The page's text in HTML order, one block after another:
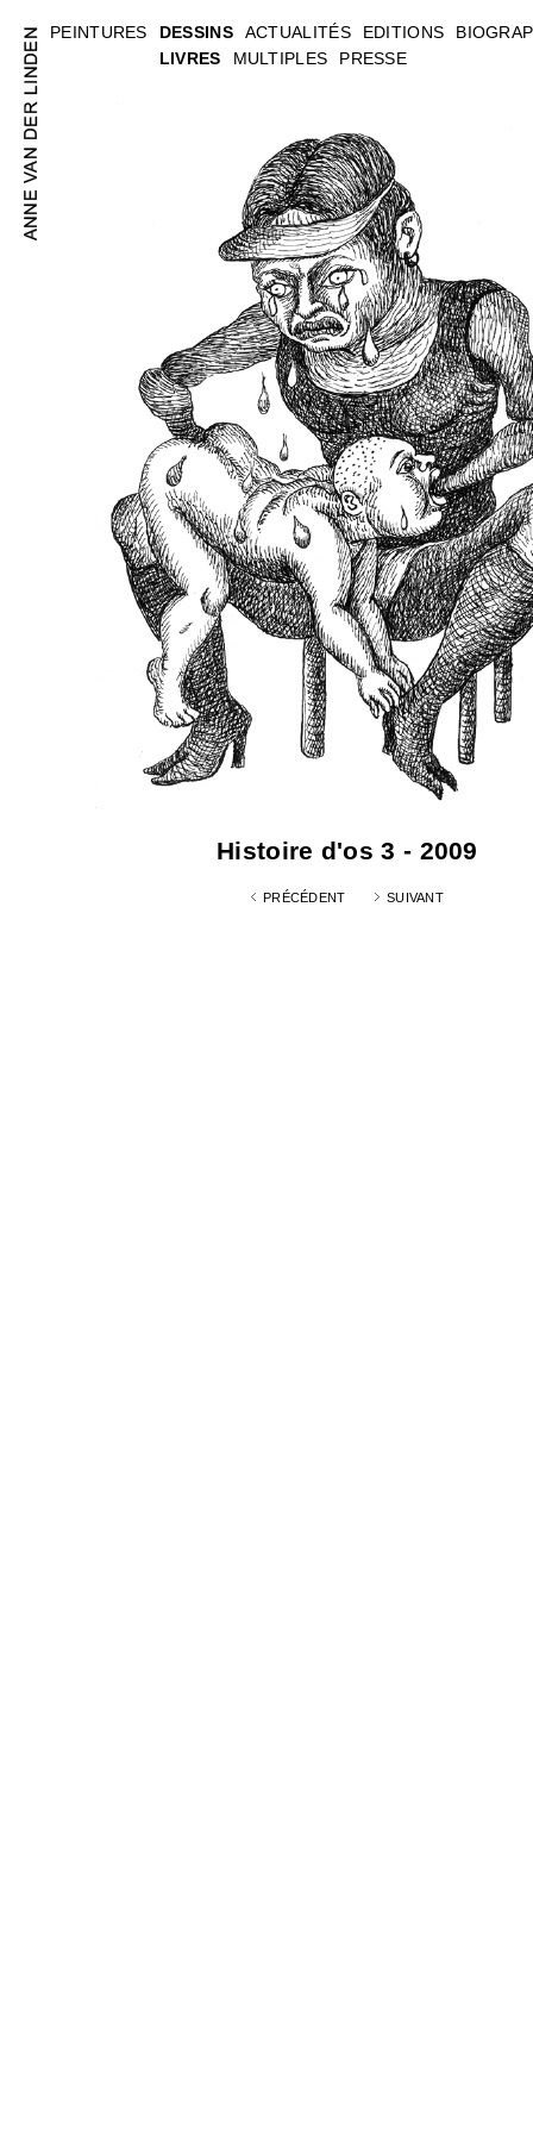
PEINTURES
DESSINS
LIVRES
MULTIPLES PRESSE
ACTUALITÉS EDITIONS
Histoire d'os 3 - 2009
PRÉCÉDENT SUIVANT